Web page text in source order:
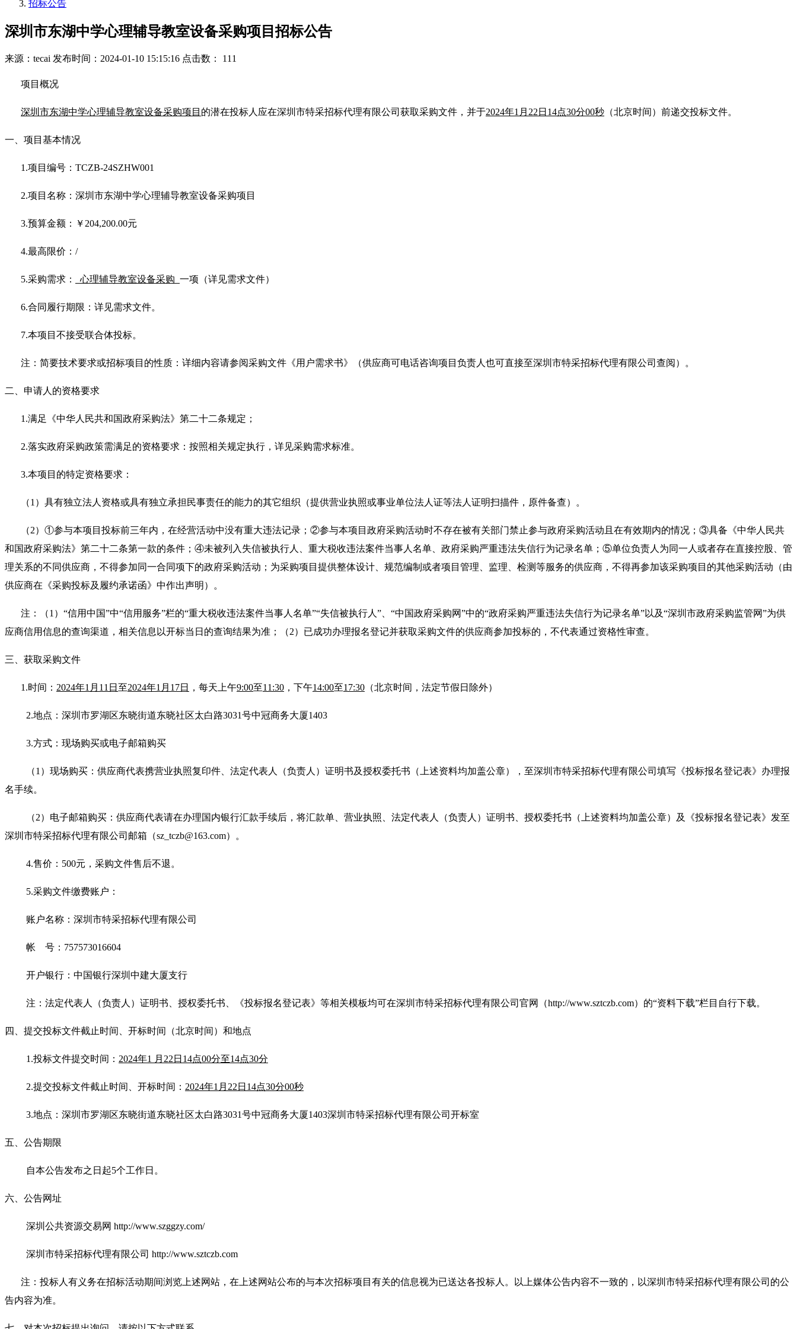
招标公告
深圳市东湖中学心理辅导教室设备采购项目招标公告
来源：tecai 发布时间：2024-01-10 15:15:16 点击数： 111
项目概况
深圳市东湖中学心理辅导教室设备采购项目 的潜在投标人应在深圳市特采招标代理有限公司获取采购文件，并于2024年1月22日14点30分00秒 （北京时间）前递交投标文件。
一、项目基本情况
1.项目编号：TCZB-24SZHW001
2.项目名称：深圳市东湖中学心理辅导教室设备采购项目
3.预算金额：￥204,200.00元
4.最高限价：/
5.采购需求： 心理辅导教室设备采购 一项（详见需求文件）
6.合同履行期限：详见需求文件。
7.本项目不接受联合体投标。
注：简要技术要求或招标项目的性质：详细内容请参阅采购文件《用户需求书》（供应商可电话咨询项目负责人也可直接至深圳市特采招标代理有限公司查阅）。
二、申请人的资格要求
1.满足《中华人民共和国政府采购法》第二十二条规定；
2.落实政府采购政策需满足的资格要求：按照相关规定执行，详见采购需求标准。
3.本项目的特定资格要求：
（1）具有独立法人资格或具有独立承担民事责任的能力的其它组织（提供营业执照或事业单位法人证等法人证明扫描件，原件备查）。
（2）①参与本项目投标前三年内，在经营活动中没有重大违法记录；②参与本项目政府采购活动时不存在被有关部门禁止参与政府采购活动且在有效期内的情况；③具备《中华人民共
和国政府采购法》第二十二条第一款的条件；④未被列入失信被执行人、重大税收违法案件当事人名单、政府采购严重违法失信行为记录名单；⑤单位负责人为同一人或者存在直接控股、管
理关系的不同供应商，不得参加同一合同项下的政府采购活动；为采购项目提供整体设计、规范编制或者项目管理、监理、检测等服务的供应商，不得再参加该采购项目的其他采购活动（由
供应商在《采购投标及履约承诺函》中作出声明）。
注：（1）“信用中国”中“信用服务”栏的“重大税收违法案件当事人名单”“失信被执行人”、“中国政府采购网”中的“政府采购严重违法失信行为记录名单”以及“深圳市政府采购监管网”为供
应商信用信息的查询渠道，相关信息以开标当日的查询结果为准；（2）已成功办理报名登记并获取采购文件的供应商参加投标的，不代表通过资格性审查。
三、获取采购文件
1.时间： 2024年1月11日 至2024年1月17日 ，每天上午9:00至11:30 ，下午14:00至17:30 （北京时间， 法定节假日 除外）
2.地点：深圳市罗湖区东晓街道东晓社区太白路3031号中冠商务大厦1403
3.方式：现场购买或电子邮箱购买
（1）现场购买：供应商代表携营业执照复印件、法定代表人（负责人）证明书及授权委托书（上述资料均加盖公章），至深圳市特采招标代理有限公司填写《投标报名登记表》办理报
名手续。
（2）电子邮箱购买：供应商代表请在办理国内银行汇款手续后，将汇款单、营业执照、法定代表人（负责人）证明书、授权委托书（上述资料均加盖公章）及《投标报名登记表》发至
深圳市特采招标代理有限公司邮箱（sz_tczb@163.com）。
4.售价：500元，采购文件售后不退。
5.采购文件缴费账户：
账户名称：深圳市特采招标代理有限公司
帐 号： 757573016604
开户银行：中国银行深圳中建大厦支行
注：法定代表人（负责人）证明书、授权委托书、《投标报名登记表》等相关模板均可在深圳市特采招标代理有限公司官网（http://www.sztczb.com）的“资料下载”栏目自行下载。
四、提交投标文件截止时间、开标时间 （北京时间） 和地点
1 .投标文件提交时间： 2024年1 月 22日14点00分至14点30分
2.提交投标文件截止时间 、开标时间： 2024年1月22日14点30分00秒
3.地点：深圳市罗湖区东晓街道东晓社区太白路3031号中冠商务大厦1403深圳市特采招标代理有限公司开标室
五、公告期限
自本公告发布之日起5个工作日。
六、公告网址
深圳公共资源交易网 http://www.szggzy.com/
深圳市特采招标代理有限公司 http://www.sztczb.com
注：投标人有义务在招标活动期间浏览上述网站，在上述网站公布的与本次招标项目有关的信息视为已送达各投标人。以上媒体公告内容不一致的，以深圳市特采招标代理有限公司的公
告内容为准。